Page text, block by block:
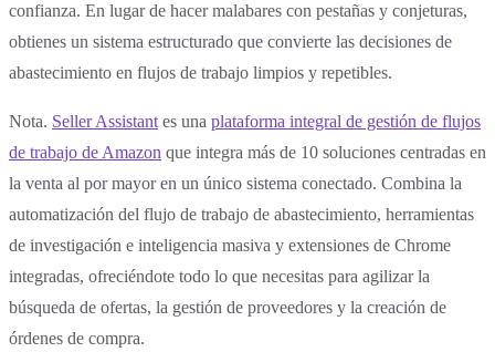
confianza. En lugar de hacer malabares con pestañas y conjeturas,
obtienes un sistema estructurado que convierte las decisiones de
abastecimiento en flujos de trabajo limpios y repetibles.
Nota. Seller Assistant es una plataforma integral de gestión de flujos
de trabajo de Amazon que integra más de 10 soluciones centradas en
la venta al por mayor en un único sistema conectado. Combina la
automatización del flujo de trabajo de abastecimiento, herramientas
de investigación e inteligencia masiva y extensiones de Chrome
integradas, ofreciéndote todo lo que necesitas para agilizar la
búsqueda de ofertas, la gestión de proveedores y la creación de
órdenes de compra.